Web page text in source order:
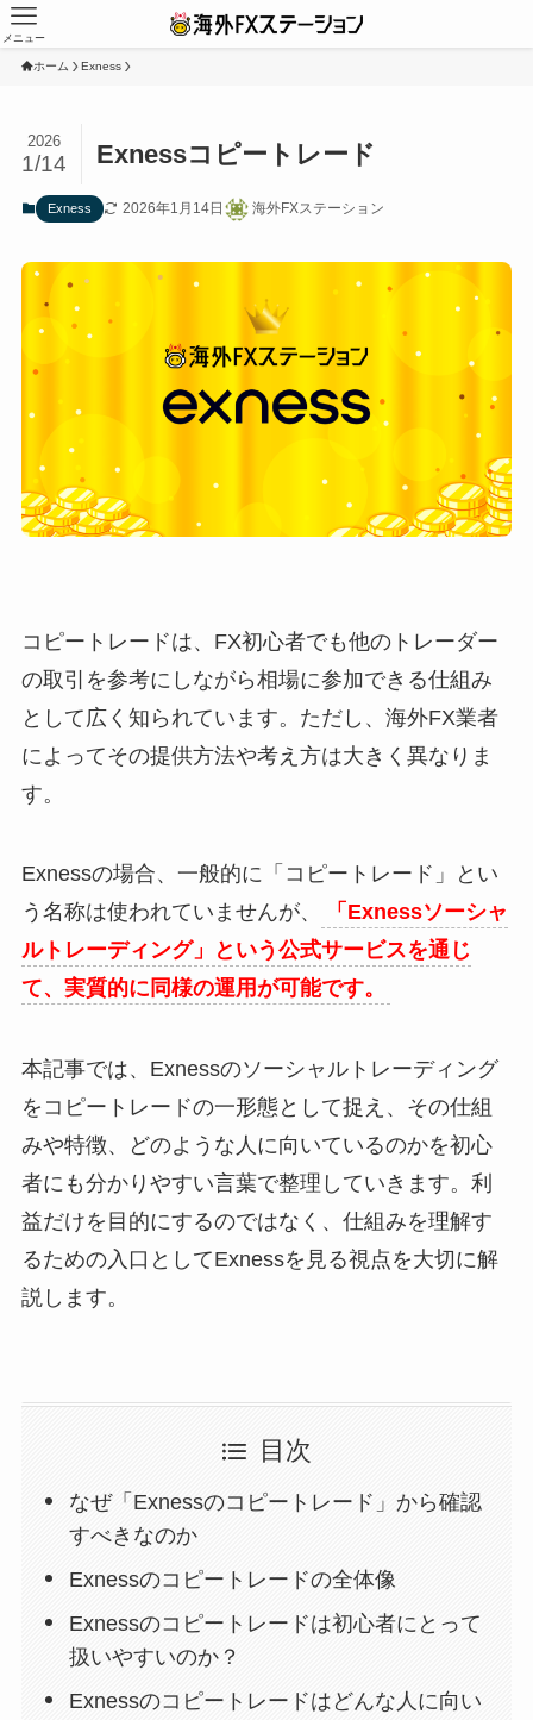
メニュー
ホーム Exness
Exnessコピートレード
2026
1/14
Exness 2026年1月14日 海外FXステーション
コピートレードは、FX初心者でも他のトレーダー
の取引を参考にしながら相場に参加できる仕組み
として広く知られています。ただし、海外FX業者
によってその提供方法や考え方は大きく異なりま
す。
Exnessの場合、一般的に「コピートレード」とい
う名称は使われていませんが、
「Exnessソーシャ
ルトレーディング」という公式サービスを通じ
て、実質的に同様の運用が可能です。
本記事では、Exnessのソーシャルトレーディング
をコピートレードの一形態として捉え、その仕組
みや特徴、どのような人に向いているのかを初心
者にも分かりやすい言葉で整理していきます。利
益だけを目的にするのではなく、仕組みを理解す
るための入口としてExnessを見る視点を大切に解
説します。
目次
なぜ「Exnessのコピートレード」から確認
すべきなのか
Exnessのコピートレードの全体像
Exnessのコピートレードは初心者にとって
扱いやすいのか？
Exnessのコピートレードはどんな人に向い